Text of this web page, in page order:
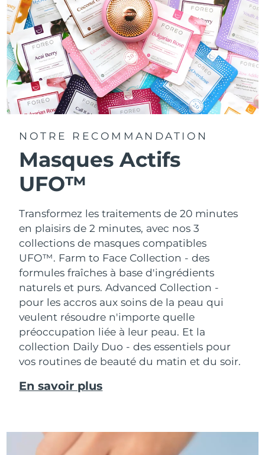
NOTRE RECOMMANDATION
Masques Actifs
UFO™
Transformez les traitements de 20 minutes
en plaisirs de 2 minutes, avec nos 3
collections de masques compatibles
UFO™. Farm to Face Collection - des
formules fraîches à base d'ingrédients
naturels et purs. Advanced Collection -
pour les accros aux soins de la peau qui
veulent résoudre n'importe quelle
préoccupation liée à leur peau. Et la
collection Daily Duo - des essentiels pour
vos routines de beauté du matin et du soir.
En savoir plus